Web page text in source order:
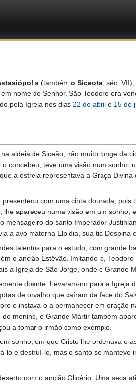
(também o Siceota; séc.
nome do Senhor. São Teodoro era
pela Igreja nos dias 22 de abril e 15 de
aldeia de Siceão, não muito longe da
concebeu, teve uma visão num sonho:
a estrela representava a Graça
com uma cinta dourada, pois
, lhe apareceu numa visão em um sonho,
mensageiro do santo Imperador
a avó materna Elpídia, sua tia Despina
talentos para o estudo, com grande
o ancião Estêvão. Imitando-o,
a Igreja de São Jorge, onde o Grande
doente. Levaram-no para a Igreja
de orvalho que caíram da face do
e instava-o a permanecer em oração
menino, o Grande Mártir também
a tomar o irmão como exemplo.
sonho, em que Cristo lhe ordenava o
lo e destruí-lo, mas o santo se
com o ancião Glicério. Uma seca